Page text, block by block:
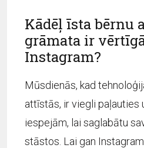
Kādēļ īsta bērnu
grāmata ir
Instagram?
Mūsdienās, kad
attīstās, ir viegli paļauties
iespejām, lai saglabātu
stāstos. Lai gan